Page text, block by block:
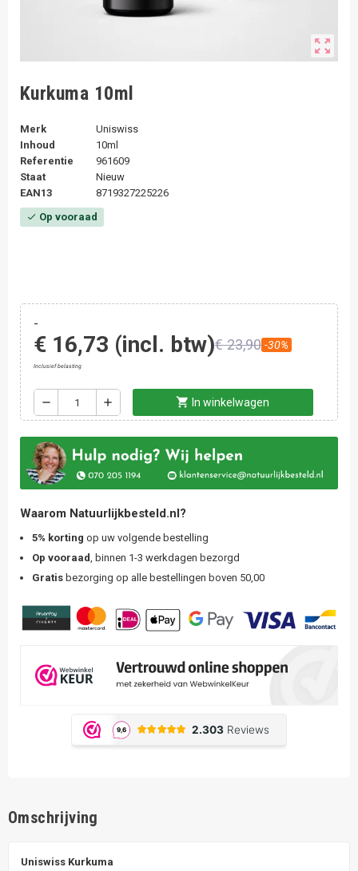
zoom_out_map
Kurkuma 10ml
Merk
Uniswiss
Inhoud
10ml
Referentie
961609
Staat
Nieuw
EAN13
8719327225226
check Op vooraad
-
€ 16,73 (incl. btw)€ 23,90 -30%
Inclusief belasting
remove add shopping_cart In winkelwagen
Waarom Natuurlijkbesteld.nl?
5% korting op uw volgende bestelling
Op vooraad, binnen 1-3 werkdagen bezorgd
Gratis bezorging op alle bestellingen boven 50,00
Omschrijving
Uniswiss Kurkuma